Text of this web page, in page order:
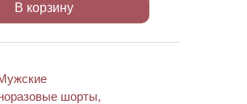
В корзину